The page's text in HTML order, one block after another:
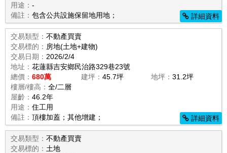
用途： -
備註： 包含公共設施保留地用地； 詳細資料
交易類型： 不動產買賣
交易標的： 房地(土地+建物)
交易日期： 2026/2/4
地址： 花蓮縣吉安鄉民治路329巷23號
總價： 680萬 建坪： 45.7坪 地坪：31.2坪
樓層/樓高： 全/二層
屋齡： 46.2年
用途： 住工用
備註： 頂樓加蓋；其他增建； 詳細資料
交易類型： 不動產買賣
交易標的： 土地